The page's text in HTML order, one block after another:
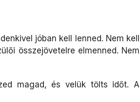
jóban kell lenned. Nem kell
összejövetelre elmenned. Nem
magad, és velük tölts időt. A